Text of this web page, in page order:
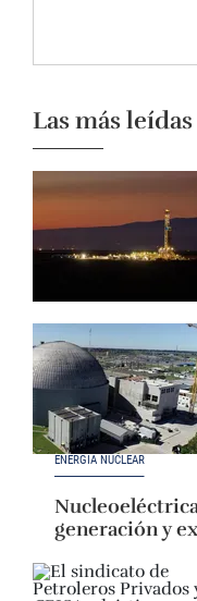
Las más leídas
ENERGÍA NUCLEAR
generación y